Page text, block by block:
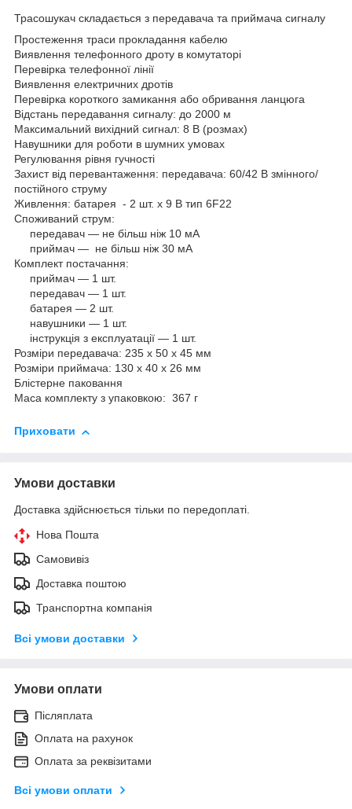
Трасошукач складається з передавача та приймача сигналу
Простеження траси прокладання кабелю
Виявлення телефонного дроту в комутаторі
Перевірка телефонної лінії
Виявлення електричних дротів
Перевірка короткого замикання або обривання ланцюга
Відстань передавання сигналу: до 2000 м
Максимальний вихідний сигнал: 8 В (розмах)
Навушники для роботи в шумних умовах
Регулювання рівня гучності
Захист від перевантаження: передавача: 60/42 В змінного/
постійного струму
Живлення: батарея - 2 шт. х 9 В тип 6F22
Споживаний струм:
передавач — не більш ніж 10 мА
приймач — не більш ніж 30 мА
Комплект постачання:
приймач — 1 шт.
передавач — 1 шт.
батарея — 2 шт.
навушники — 1 шт.
інструкція з експлуатації — 1 шт.
Розміри передавача: 235 х 50 х 45 мм
Розміри приймача: 130 х 40 х 26 мм
Блістерне паковання
Маса комплекту з упаковкою: 367 г
Приховати
Умови доставки
Доставка здійснюється тільки по передоплаті.
Нова Пошта
Самовивіз
Доставка поштою
Транспортна компанія
Всі умови доставки
Умови оплати
Післяплата
Оплата на рахунок
Оплата за реквізитами
Всі умови оплати